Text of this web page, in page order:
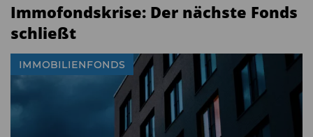
Immofondskrise: Der nächste Fonds
schließt
IMMOBILIENFONDS